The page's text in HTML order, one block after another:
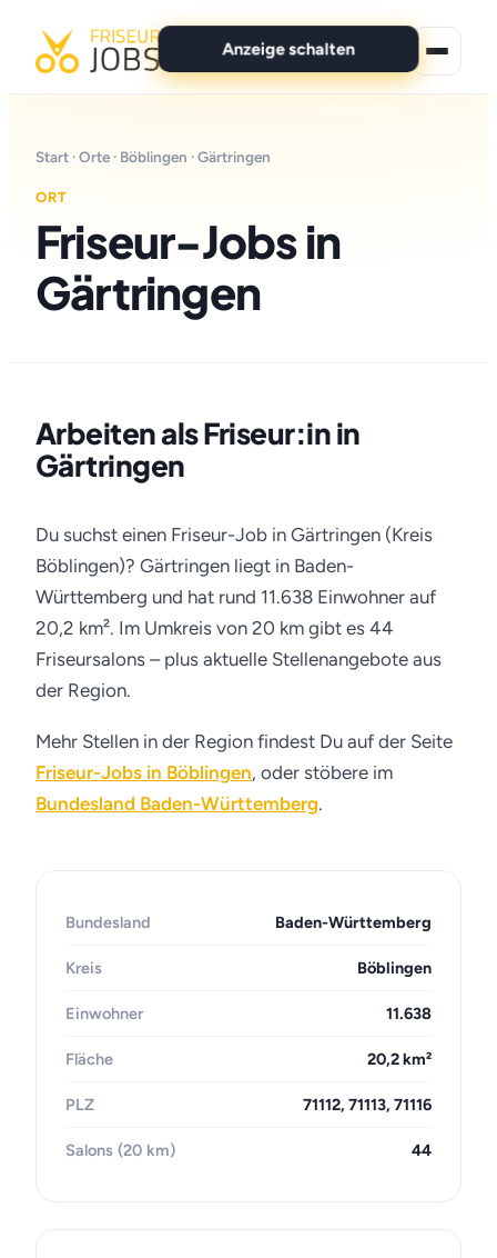
Anzeige schalten
Für Bewerber
Marken
Start ·Orte · Böblingen · Gärtringen
ORT
Friseur-Jobs in
Gärtringen
Arbeiten als Friseur:in in
Gärtringen
Du suchst einen Friseur-Job in Gärtringen (Kreis
Böblingen)? Gärtringen liegt in Baden-
Württemberg und hat rund 11.638 Einwohner auf
20,2 km². Im Umkreis von 20 km gibt es 44
Friseursalons – plus aktuelle Stellenangebote aus
der Region.
Mehr Stellen in der Region findest Du auf der Seite
Friseur-Jobs in Böblingen, oder stöbere im
Bundesland Baden-Württemberg.
Bundesland Baden-Württemberg
Kreis Böblingen
Einwohner 11.638
Fläche 20,2 km²
PLZ 71112, 71113, 71116
Salons (20 km) 44